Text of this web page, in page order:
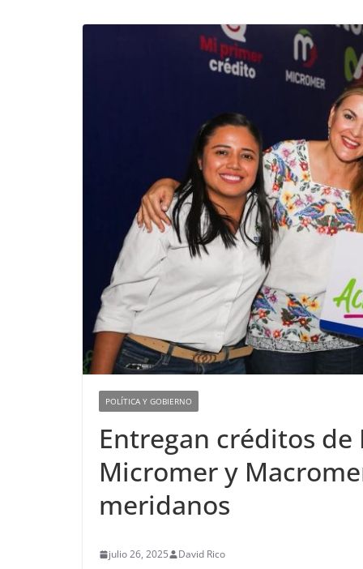
POLÍTICA Y GOBIERNO
Entregan créditos
Micromer y
meridanos
julio 26, 2025 David Rico